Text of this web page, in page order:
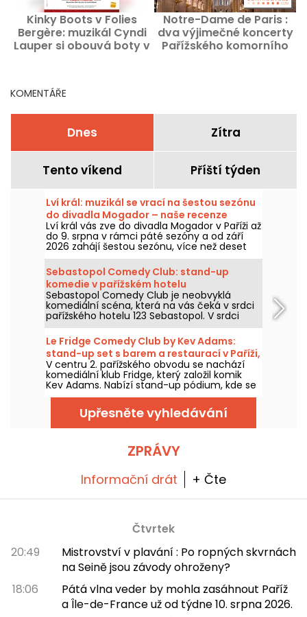
Kinky Boots v Folies
Bergère: muzikál Cyndi
Lauper si obouvá boty v
Notre-Dame de Paris :
dva výjimečné koncerty
Pařížského komorního
KOMENTÁŘE
Dnes Zítra
Tento víkend Příští týden
Lví král: muzikál se vrací na šestou sezónu
do divadla Mogador – naše recenze
Lví král vás zve do divadla Mogador v Paříži až
do 9. srpna v rámci páté sezóny a od září
2026 zahájí šestou sezónu, více než deset
let po posledním představení v této pařížské
scéně. Viděli jsme ho na vlastní oči a teď
vám prozradíme všechno!
Sebastopol Comedy Club: stand-up
komedie v pařížském hotelu
Sebastopol Comedy Club je neobvyklá
komediální scéna, která na vás čeká v srdci
pařížského hotelu 123 Sebastopol. V srdci
hotelu najdete každý víkend stand-up
scénu, na které vystupují zavedení umělci.
Le Fridge Comedy Club by Kev Adams:
stand-up set s barem a restaurací v Paříži,
náš názor
V centru 2. pařížského obvodu se nachází
komediální klub Fridge, který založil komik
Kev Adams. Nabízí stand-up pódium, kde se
o pódium dělí současné i budoucí talenty, a
také bar s kreativními koktejly a restauraci.
Upřesněte vyhledávání
ZPRÁVY
Informační drát + Čte
Čtvrtek
20:49
Mistrovství v plavání : Po ropných skvrnách
na Seině jsou závody ohroženy?
18:06
Pátá vlna veder by mohla zasáhnout Paříž
a Île-de-France už od týdne 10. srpna 2026.